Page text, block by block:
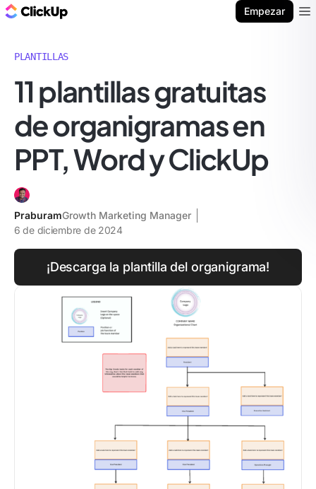
Empezar
PLANTILLAS
11 plantillas gratuitas
de organigramas en
PPT, Word y ClickUp
PraburamGrowth Marketing Manager
6 de diciembre de 2024
¡Descarga la plantilla del organigrama!